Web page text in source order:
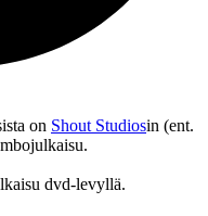
on Shout Studiosin (ent.
dvd‑levyllä.